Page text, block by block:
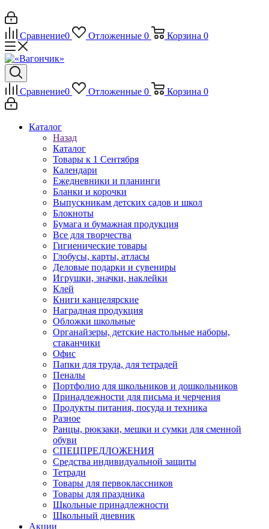
Сравнение0 Отложенные 0 Корзина 0
Сравнение0 Отложенные 0 Корзина 0
Каталог
Назад
Каталог
Товары к 1 Сентября
Календари
Ежедневники и планинги
Бланки и корочки
Выпускникам детских садов и школ
Блокноты
Бумага и бумажная продукция
Все для творчества
Гигиенические товары
Глобусы, карты, атласы
Деловые подарки и сувениры
Игрушки, значки, наклейки
Клей
Книги канцелярские
Наградная продукция
Обложки школьные
Органайзеры, детские настольные наборы,
стаканчики
Офис
Папки для труда, для тетрадей
Пеналы
Портфолио для школьников и дошкольников
Принадлежности для письма и черчения
Продукты питания, посуда и техника
Разное
Ранцы, рюкзаки, мешки и сумки для сменной
обуви
СПЕЦПРЕДЛОЖЕНИЯ
Средства индивидуальной защиты
Тетради
Товары для первоклассников
Товары для праздника
Школьные принадлежности
Школьный дневник
Акции